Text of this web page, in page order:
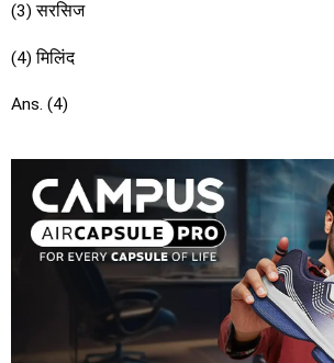
(3) सरसिज
(4) मिलिंद
Ans. (4)